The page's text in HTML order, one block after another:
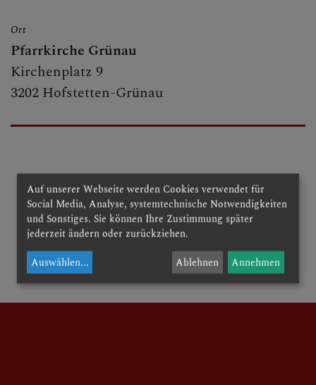
Ort
Pfarrkirche Grünau
Kirchenplatz 9
3202 Hofstetten-Grünau
zurück
Auf unserer Webseite werden Cookies verwendet für
Social Media, Analyse, systemtechnische Notwendigkeiten
und Sonstiges. Sie können Ihre Zustimmung später
jederzeit ändern oder zurückziehen.
Auswählen... Ablehnen Annehmen